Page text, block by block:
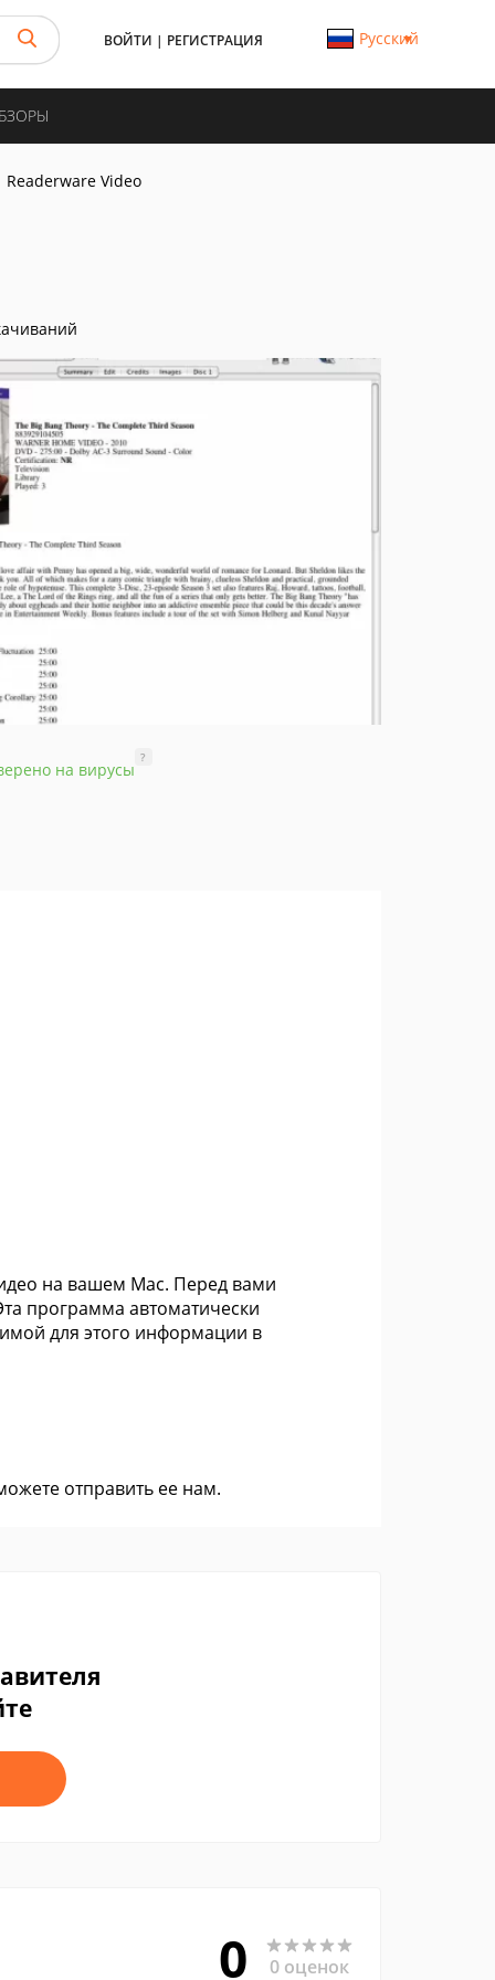
ВОЙТИ | РЕГИСТРАЦИЯ Русский
Readerware Video
на вирусы
?
на вашем Mac. Перед вами
программа автоматически
для этого информации в
отправить ее нам.
0 0 оценок